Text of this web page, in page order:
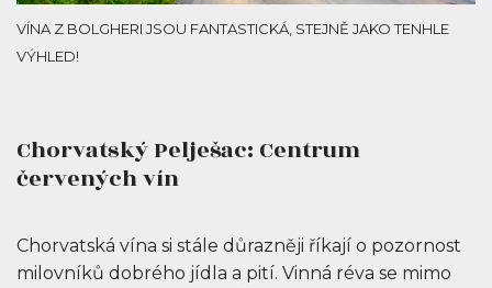
VÍNA Z BOLGHERI JSOU FANTASTICKÁ, STEJNĚ JAKO TENHLE
VÝHLED!
Chorvatský Pelješac: Centrum
červených vín
Chorvatská vína si stále důrazněji říkají o pozornost
milovníků dobrého jídla a pití. Vinná réva se mimo